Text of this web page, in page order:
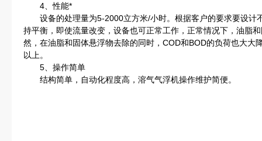
4、性能*
设备的处理量为5-2000立方米/小时。根据客户的要求要设计
持平衡，即使流量改变，设备也可正常工作，正常情况下，油脂
然，在油脂和固体悬浮物去除的同时，COD和BOD的负荷也大大
以上。
5、操作简单
结构简单，自动化程度高，溶气气浮机操作维护简便。